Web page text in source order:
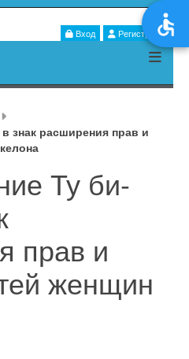
Вход Регистрация
знак расширения прав и
Ту би-
прав и
женщин